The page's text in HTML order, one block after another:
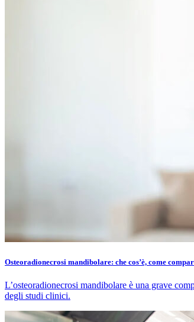
Osteoradionecrosi mandibolare: che cos’è, come
L’osteoradionecrosi mandibolare è una grave
degli studi clinici.